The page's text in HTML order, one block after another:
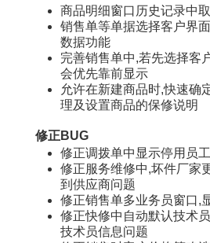
商品明细窗口历史记录中
销售单等单据选择客户界
数据功能
完善销售单中,若先选择客
会优先靠前显示
允许在新建商品时,快速确
理及设置商品的保修说明
修正BUG
修正调拨单中显示停用员
修正服务维修中,坏件厂家
到供应商问题
修正销售单多业务员窗口,
修正快修中自动默认技术
技术员信息问题